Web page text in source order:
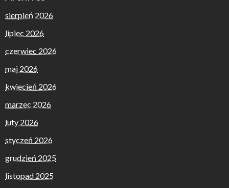
sierpień 2026
lipiec 2026
czerwiec 2026
maj 2026
kwiecień 2026
marzec 2026
luty 2026
styczeń 2026
grudzień 2025
listopad 2025